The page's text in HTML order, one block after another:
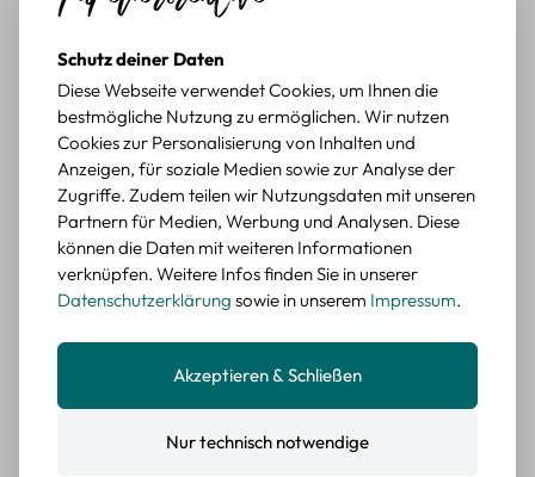
Retro Briefmarken Sticker Set – 45 Papier-
Sticker mit Wald- und Tiermotiven
Durchschnittliche Bewertung von 5 von 5 Sternen
Erika G.diesen Monat Verifizierter Kauf
Schöne Motive
Die Sticker passen gut zu meinen Büchern, würde sie
wieder kaufen.
BEWERTETER ARTIKEL
Retro Blumen Sticker Set – 45 Stück mit 15
Farbe: F
Schutz deiner Daten
Diese Webseite verwendet Cookies, um Ihnen die
bestmögliche Nutzung zu ermöglichen. Wir nutzen
Cookies zur Personalisierung von Inhalten und
Anzeigen, für soziale Medien sowie zur Analyse der
Zugriffe. Zudem teilen wir Nutzungsdaten mit unseren
Partnern für Medien, Werbung und Analysen. Diese
können die Daten mit weiteren Informationen
verknüpfen. Weitere Infos finden Sie in unserer
Datenschutzerklärung sowie in unserem Impressum.
Nur technisch notwendige
Akzeptieren & Schließen